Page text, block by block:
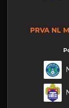
PRVA NL